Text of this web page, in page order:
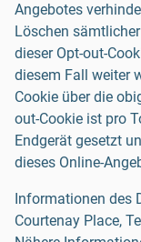
Angebotes
Löschen
dieser Opt-out-
diesem Fall weiter
Cookie über die
out-Cookie ist pro
Endgerät gesetzt
dieses Online-
Informationen des
Courtenay Place,